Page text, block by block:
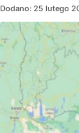
Dodano: 25 lutego